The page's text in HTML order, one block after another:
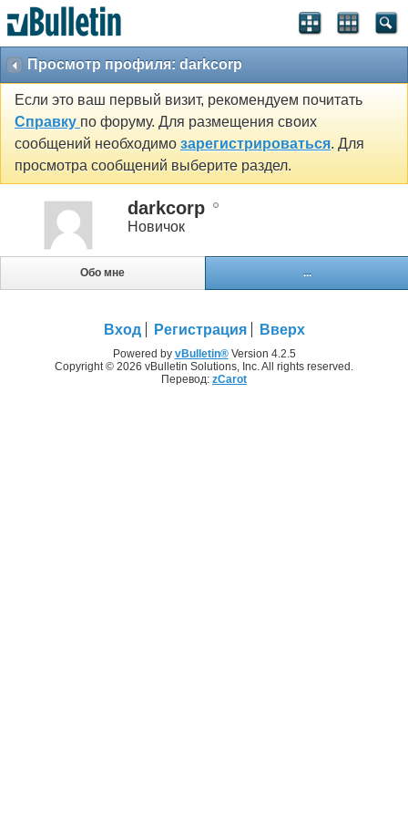
Просмотр профиля: darkcorp
Если это ваш первый визит, рекомендуем почитать
Справку по форуму. Для размещения своих
сообщений необходимо зарегистрироваться. Для
просмотра сообщений выберите раздел.
darkcorp
Новичок
Обо мне ...
Вход Регистрация Вверх
Powered by vBulletin®Version 4.2.5
Copyright © 2026 vBulletin Solutions, Inc. All rights reserved.
Перевод: zCarot